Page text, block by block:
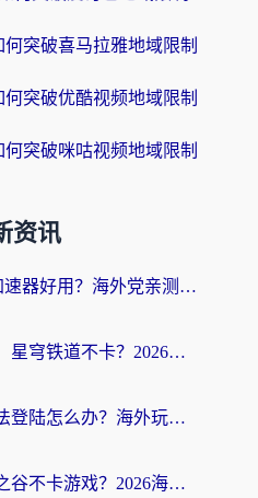
突破喜马拉雅地域限制
突破优酷视频地域限制
突破咪咕视频地域限制
资讯
玩奇迹MU什么加速器好用？海外党亲测：这款加速器让你告别延迟卡顿！
欧洲怎么玩崩坏：星穹铁道不卡？2026海外玩家国服游戏加速器终极攻略
战地无疆国外无法登陆怎么办？海外玩家国服畅玩终极指南（附欧服魔兽EVE加速方案）
在欧洲怎么玩龙之谷不卡游戏？2026海外党国服游戏加速全攻略